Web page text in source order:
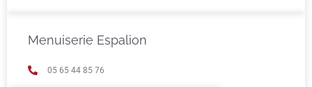
Menuiserie Espalion
05 65 44 85 76